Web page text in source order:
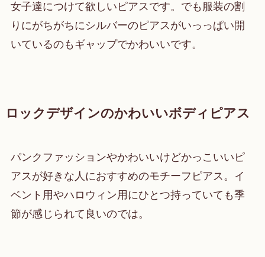
女子達につけて欲しいピアスです。でも服装の割
りにがちがちにシルバーのピアスがいっっぱい開
いているのもギャップでかわいいです。
ロックデザインのかわいいボディピアス
パンクファッションやかわいいけどかっこいいピ
アスが好きな人におすすめのモチーフピアス。イ
ベント用やハロウィン用にひとつ持っていても季
節が感じられて良いのでは。